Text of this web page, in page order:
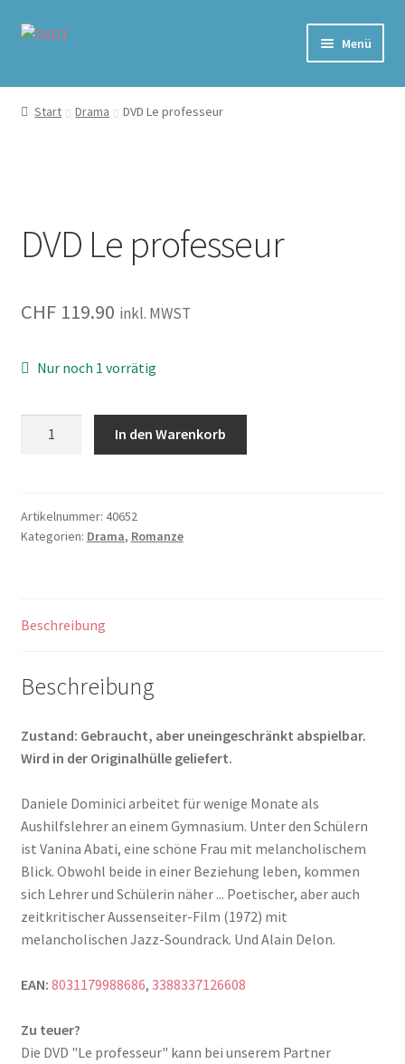
Zur
Zum
Menü
Home
Start Drama DVD Le professeur
DVD Le professeur
CHF119.90 inkl. MWST
Nur noch 1 vorrätig
In den Warenkorb
Artikelnummer: 40652
Kategorien: Drama, Romanze
Beschreibung
Beschreibung
Zustand: Gebraucht, aber uneingeschränkt abspielbar.
Wird in der Originalhülle geliefert.
Daniele Dominici arbeitet für wenige Monate als
Aushilfslehrer an einem Gymnasium. Unter den Schülern
ist Vanina Abati, eine schöne Frau mit melancholischem
Blick. Obwohl beide in einer Beziehung leben, kommen
sich Lehrer und Schülerin näher ... Poetischer, aber auch
zeitkritischer Aussenseiter-Film (1972) mit
melancholischen Jazz-Soundrack. Und Alain Delon.
EAN: 8031179988686, 3388337126608
Zu teuer?
Die DVD "Le professeur" kann bei unserem Partner